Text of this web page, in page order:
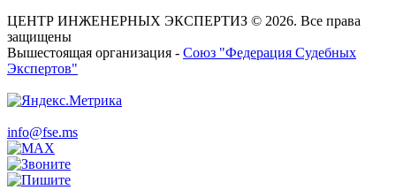
ЦЕНТР ИНЖЕНЕРНЫХ ЭКСПЕРТИЗ © 2026. Все права
защищены
Вышестоящая организация - Союз "Федерация Судебных
Экспертов"
info@fse.ms